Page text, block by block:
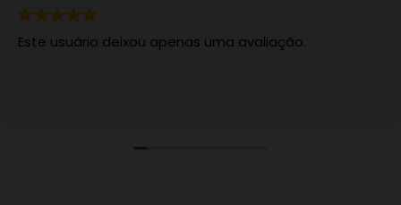
Este usuário deixou apenas uma avaliação.